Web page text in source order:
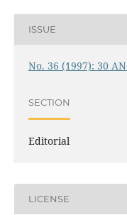
ISSUE
No. 36 (1997): 30
SECTION
Editorial
LICENSE